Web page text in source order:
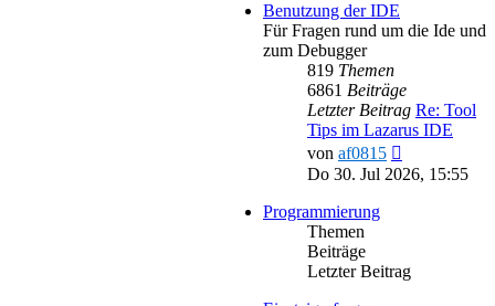
Benutzung der IDE
Für Fragen rund um die Ide und
zum Debugger
819 Themen
6861 Beiträge
Letzter Beitrag Re: Tool
Tips im Lazarus IDE
von af0815
Beitrag
Do 30. Jul 2026, 15:55
Programmierung
Themen
Beiträge
Letzter Beitrag